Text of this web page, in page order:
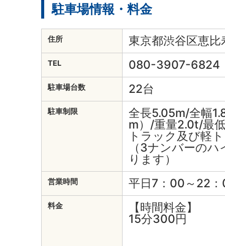
駐車場情報・料金
住所 東京都渋谷区恵
TEL 080-3907-6824
駐車場台数 22台
駐車制限
全長5.05m/全幅
m）/重量2.0t/最
トラック及び軽
（3ナンバーの
ります）
営業時間 平日7：00～22
料金
【時間料金】
15分300円